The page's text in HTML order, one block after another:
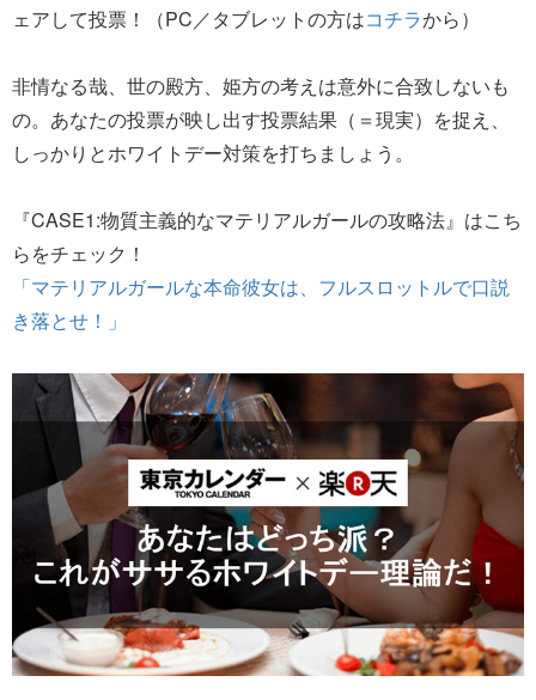
ェアして投票！（PC／タブレットの方はコチラから）
非情なる哉、世の殿方、姫方の考えは意外に合致しないも
の。あなたの投票が映し出す投票結果（＝現実）を捉え、
しっかりとホワイトデー対策を打ちましょう。
『CASE1:物質主義的なマテリアルガールの攻略法』はこち
らをチェック！
「マテリアルガールな本命彼女は、フルスロットルで口説
き落とせ！」